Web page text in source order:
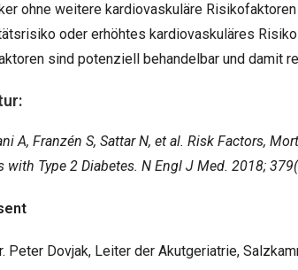
ohne weitere kardiovaskuläre
oder erhöhtes kardiovaskuläres
sind potenziell behandelbar und damit
A, Franzén S, Sattar N, et al. Risk Factors,
with Type 2 Diabetes. N Engl J Med. 2018;
Peter Dovjak, Leiter der Akutgeriatrie,